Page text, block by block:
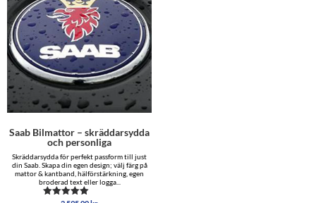
Saab Bilmattor – skräddarsydda
och personliga
Skräddarsydda för perfekt passform till just
din Saab. Skapa din egen design; välj färg på
mattor & kantband, hälförstärkning, egen
broderad text eller logga...